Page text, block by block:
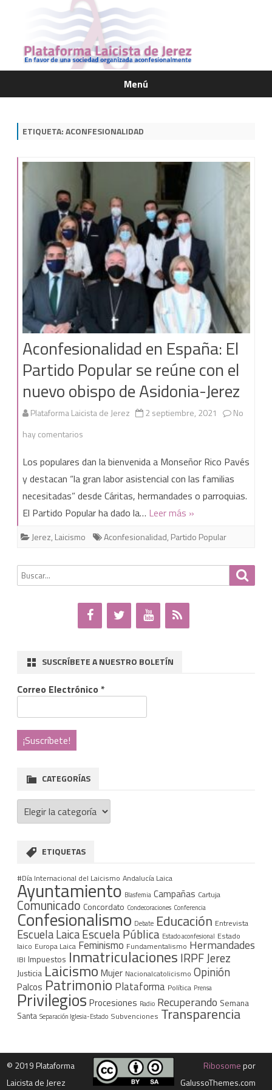
Menú
Saltar
ETIQUETA:ACONFESIONALIDAD
Aconfesionalidad en España: El
Partido Popular se reúne con el
nuevo obispo de Asidonia-Jerez
Plataforma Laicista de Jerez 2 septiembre, 2021
No
hay comentarios
en
España:
El
Partido
se
reúne
con
nuevo
obispo
Los populares dan la bienvenida a Monseñor Rico Pavés
y destacan “la gran labor asistencial con las familias
necesitadas” desde Cáritas, hermandades o parroquias.
El Partido Popular ha dado la… Leer más »
Jerez, Laicismo Aconfesionalidad, Partido Popular
Buscar
por:
SUSCRÍBETE A NUESTRO BOLETÍN
Correo Electrónico *
CATEGORÍAS
Categorías
ETIQUETAS
#Día Internacional del Laicismo Andalucía Laica
Ayuntamiento Blasfemia Campañas Cartuja
Comunicado Concordato Condecoraciones Conferencia
Confesionalismo Debate Educación Entrevista
Escuela LaicaEscuela Pública Estado aconfesional Estado
laico Europa Laica Feminismo Fundamentalismo Hermandades
IBI Impuestos Inmatriculaciones IRPFJerez
Justicia Laicismo Mujer Nacionalcatolicismo Opinión
Palcos Patrimonio Plataforma Política Prensa
Privilegios Procesiones Radio Recuperando Semana
Santa Separación Iglesia-Estado Subvenciones Transparencia
© 2019 Plataforma
Laicista de Jerez
Ribosomepor
GalussoThemes.com